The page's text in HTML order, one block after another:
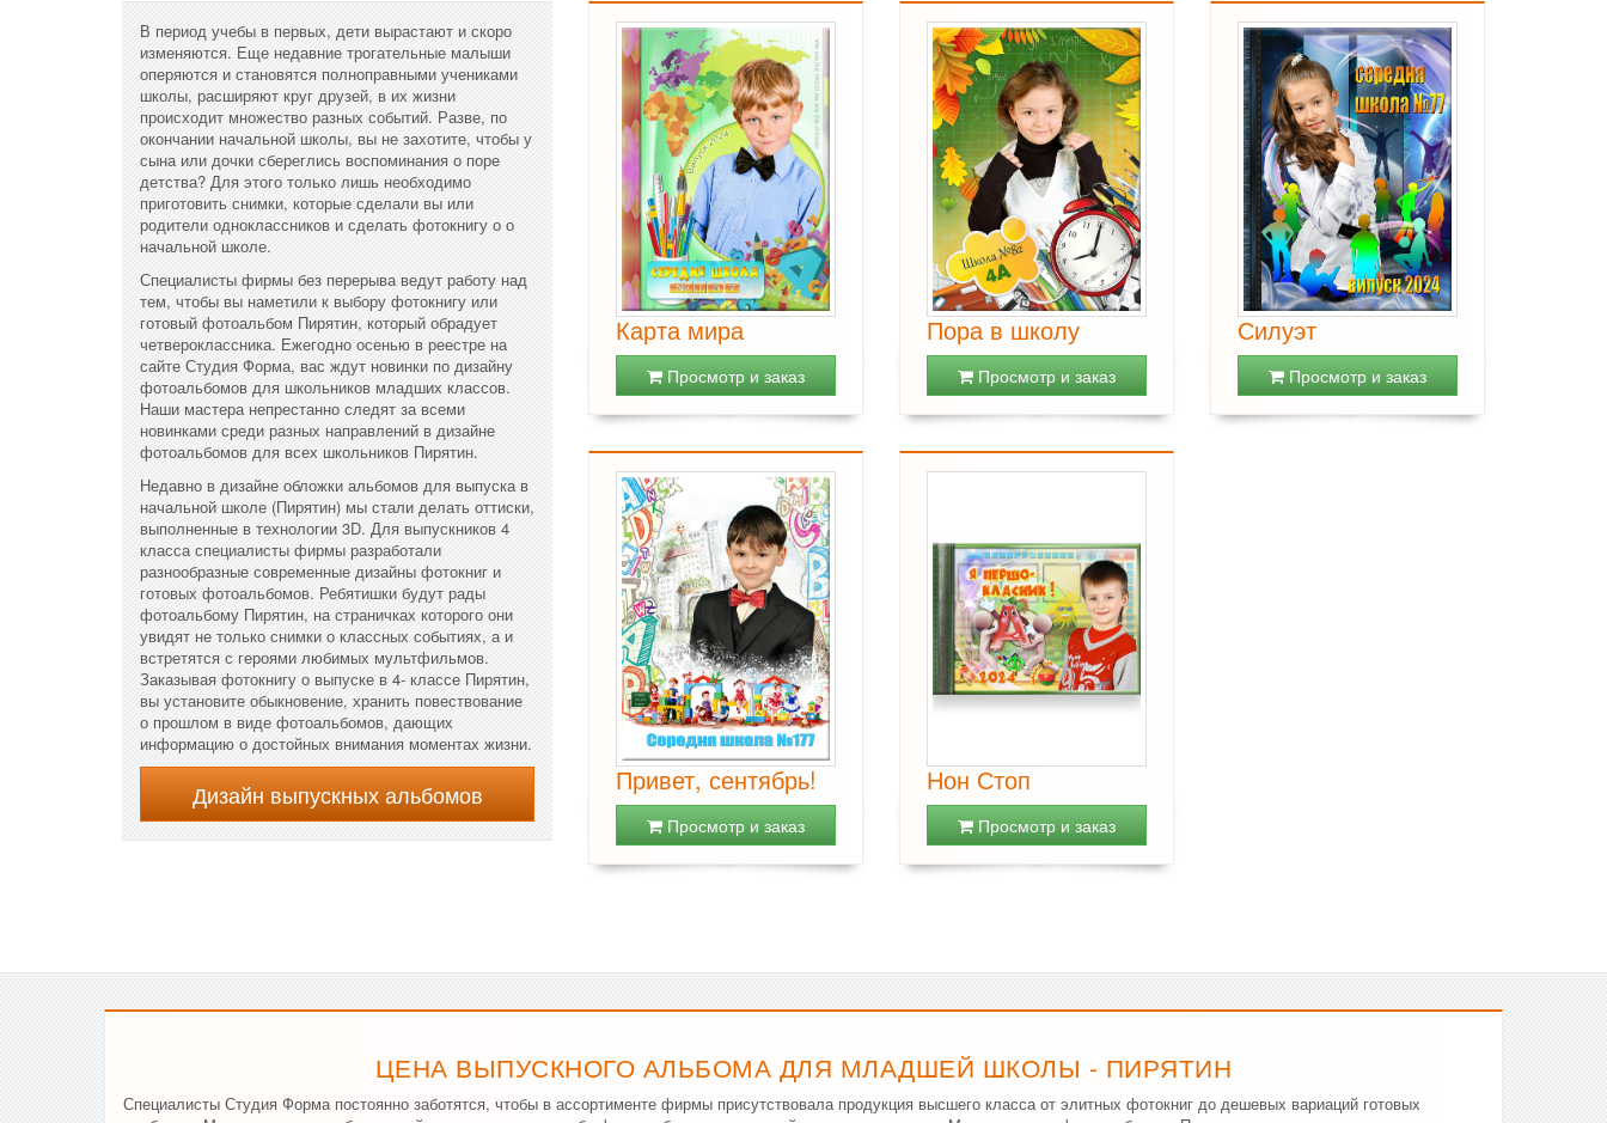
В период учебы в первых, дети вырастают и скоро
изменяются. Еще недавние трогательные малыши
оперяются и становятся полноправными учениками
школы, расширяют круг друзей, в их жизни
происходит множество разных событий. Разве, по
окончании начальной школы, вы не захотите, чтобы у
сына или дочки сбереглись воспоминания о поре
детства? Для этого только лишь необходимо
приготовить снимки, которые сделали вы или
родители одноклассников и сделать фотокнигу о о
начальной школе.
Специалисты фирмы без перерыва ведут работу над
тем, чтобы вы наметили к выбору фотокнигу или
готовый фотоальбом Пирятин, который обрадует
четвероклассника. Ежегодно осенью в реестре на
сайте Студия Форма, вас ждут новинки по дизайну
фотоальбомов для школьников младших классов.
Наши мастера непрестанно следят за всеми
новинками среди разных направлений в дизайне
фотоальбомов для всех школьников Пирятин.
Недавно в дизайне обложки альбомов для выпуска в
начальной школе (Пирятин) мы стали делать оттиски,
выполненные в технологии 3D. Для выпускников 4
класса специалисты фирмы разработали
разнообразные современные дизайны фотокниг и
готовых фотоальбомов. Ребятишки будут рады
фотоальбому Пирятин, на страничках которого они
увидят не только снимки о классных событиях, а и
встретятся с героями любимых мультфильмов.
Заказывая фотокнигу о выпуске в 4- классе Пирятин,
вы установите обыкновение, хранить повествование
о прошлом в виде фотоальбомов, дающих
информацию о достойных внимания моментах жизни.
Дизайн выпускных альбомов
Карта мира
Просмотр и заказ
Пора в школу
Просмотр и заказ
Силуэт
Просмотр и заказ
Привет, сентябрь!
Просмотр и заказ
Нон Стоп
Просмотр и заказ
ЦЕНА ВЫПУСКНОГО АЛЬБОМА ДЛЯ МЛАДШЕЙ ШКОЛЫ - ПИРЯТИН
Специалисты Студия Форма постоянно заботятся, чтобы в ассортименте фирмы присутствовала продукция высшего класса от элитных фотокниг до дешевых вариаций готовых